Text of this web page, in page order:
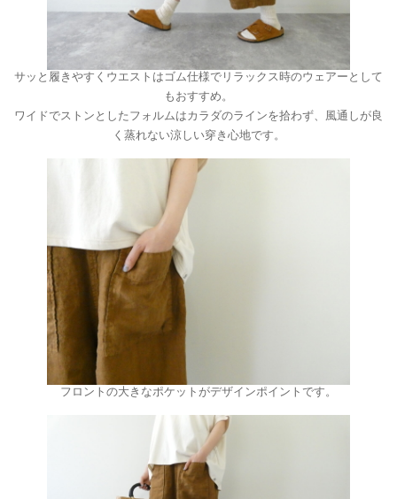
サッと履きやすくウエストはゴム仕様でリラックス時のウェアーとして
もおすすめ。
ワイドでストンとしたフォルムはカラダのラインを拾わず、風通しが良
く蒸れない涼しい穿き心地です。
フロントの大きなポケットがデザインポイントです。